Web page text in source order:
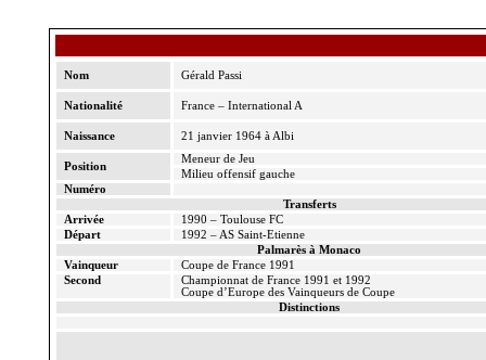
Nom Gérald Passi
Nationalité France – International A
Naissance 21 janvier 1964 à Albi
Position
Meneur de Jeu
Milieu offensif gauche
Numéro
Transferts
Arrivée
1990 – Toulouse FC
Départ
1992 – AS Saint-Etienne
Palmarès à Monaco
Vainqueur
Coupe de France 1991
Second
Championnat de France 1991 et 1992
Coupe d’Europe des Vainqueurs de Coupe
Distinctions